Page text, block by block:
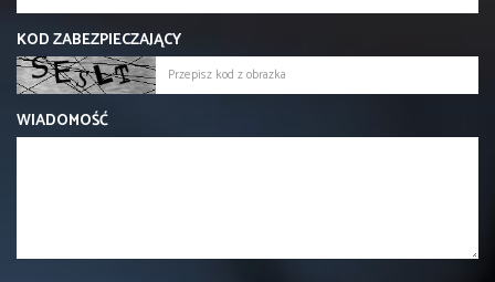
KOD ZABEZPIECZAJĄCY
WIADOMOŚĆ